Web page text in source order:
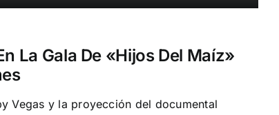
La Gala De «Hijos Del Maíz»
Vegas y la proyección del documental